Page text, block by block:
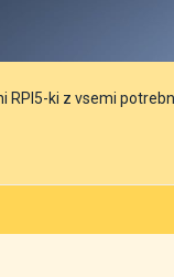
ki z vsemi